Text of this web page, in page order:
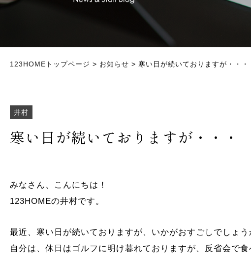
123HOMEトップページ > お知らせ > 寒い日が続いておりますが・・・
井村
寒い日が続いておりますが・・・
みなさん、こんにちは！
123HOMEの井村です。
最近、寒い日が続いておりますが、いかがおすごしでしょう
自分は、休日はゴルフに明け暮れておりますが、反省会で食